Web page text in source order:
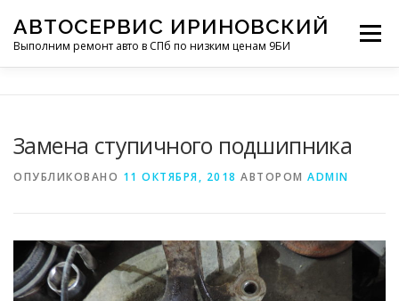
содержимому
АВТОСЕРВИС ИРИНОВСКИЙ
Выполним ремонт авто в СПб по низким ценам 9БИ
Меню
Замена ступичного подшипника
ОПУБЛИКОВАНО 11 ОКТЯБРЯ, 2018 АВТОРОМ ADMIN